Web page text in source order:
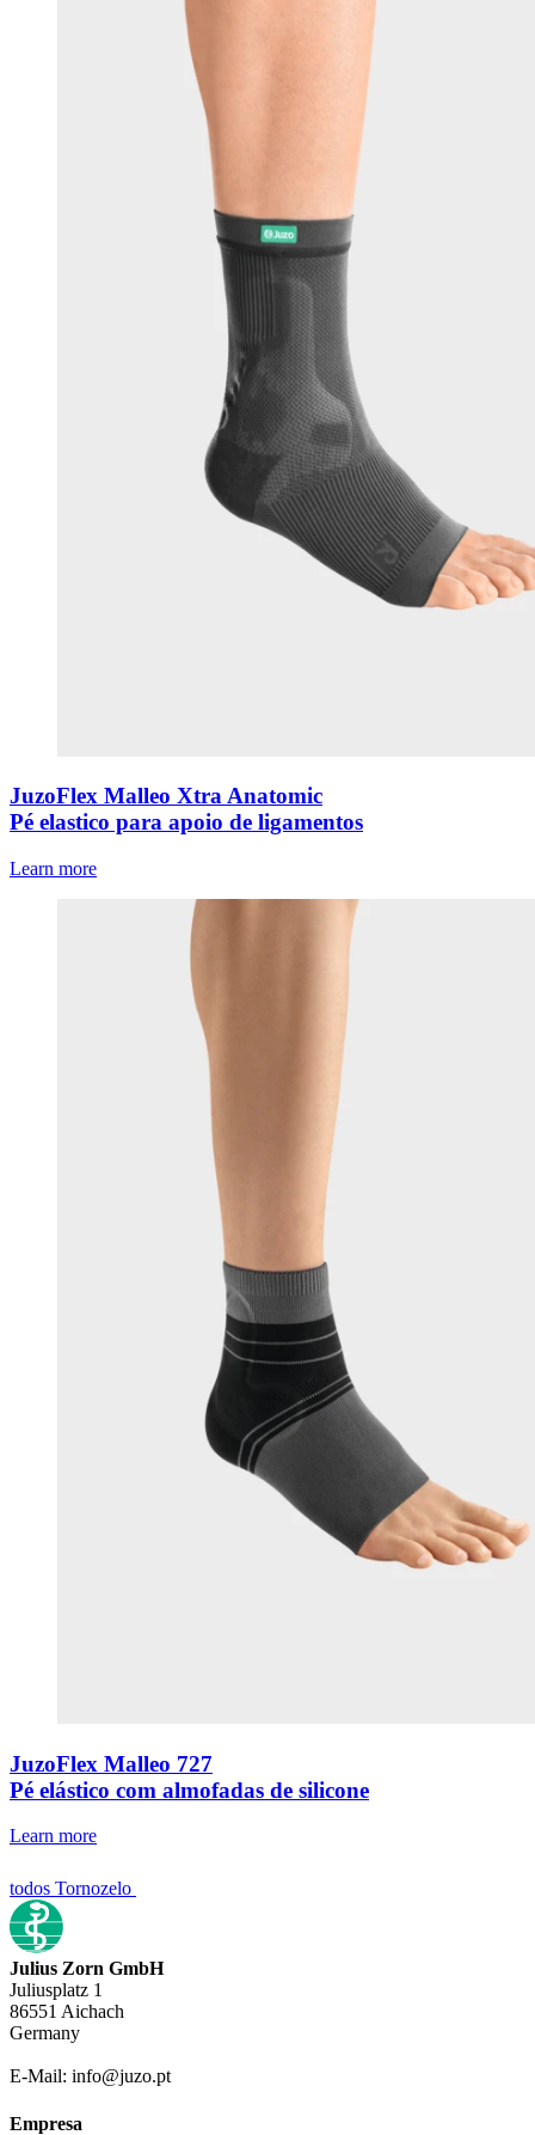
JuzoFlex Malleo Xtra Anatomic
Pé elastico para apoio de ligamentos
Learn more
JuzoFlex Malleo 727
Pé elástico com almofadas de silicone
Learn more
todos Tornozelo
Julius Zorn GmbH
Juliusplatz 1
86551 Aichach
Germany
E-Mail: info@juzo.pt
Empresa